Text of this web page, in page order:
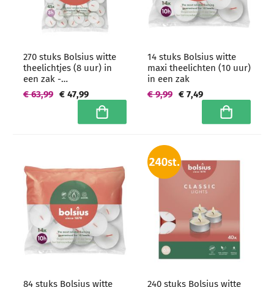
270 stuks Bolsius witte
theelichtjes (8 uur) in
een zak -
grootverpakking
€ 47,99
€ 63,99
In winkelwagen
14 stuks Bolsius witte
maxi theelichten (10 uur)
in een zak
€ 7,49
€ 9,99
In
84 stuks Bolsius witte
240 stuks Bolsius witte